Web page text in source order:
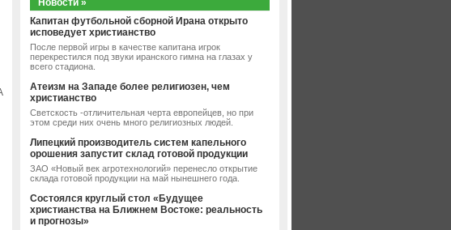
Новости »
Капитан футбольной сборной Ирана открыто
исповедует христианство
После первой игры в качестве капитана игрок
перекрестился под звуки иранского гимна на глазах у
всего стадиона.
Атеизм на Западе более религиозен, чем
христианство
Светскость -отличительная черта европейцев, но при
этом среди них очень много религиозных людей.
Липецкий производитель систем капельного
орошения запустит склад готовой продукции
ЗАО «Новый век агротехнологий» перенесло открытие
склада готовой продукции на май нынешнего года.
Состоялся круглый стол «Будущее
христианства на Ближнем Востоке: реальность
и прогнозы»